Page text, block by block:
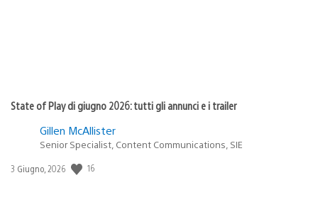
State of Play di giugno 2026: tutti gli annunci e i trailer
Gillen McAllister
Senior Specialist, Content Communications, SIE
Data
3 Giugno, 2026 16